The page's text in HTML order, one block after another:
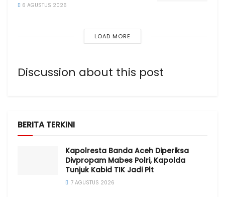
6 AGUSTUS 2026
LOAD MORE
Discussion about this post
BERITA TERKINI
Kapolresta Banda Aceh Diperiksa
Divpropam Mabes Polri, Kapolda
Tunjuk Kabid TIK Jadi Plt
7 AGUSTUS 2026